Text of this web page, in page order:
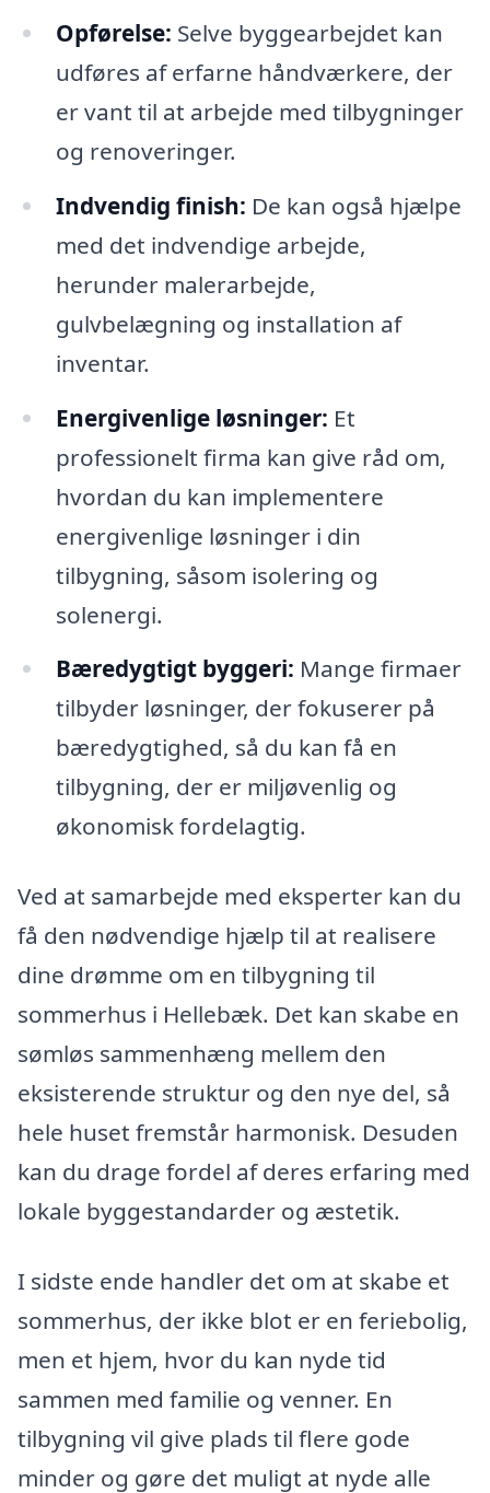
Opførelse: Selve byggearbejdet kan
udføres af erfarne håndværkere, der
er vant til at arbejde med tilbygninger
og renoveringer.
Indvendig finish: De kan også hjælpe
med det indvendige arbejde,
herunder malerarbejde,
gulvbelægning og installation af
inventar.
Energivenlige løsninger: Et
professionelt firma kan give råd om,
hvordan du kan implementere
energivenlige løsninger i din
tilbygning, såsom isolering og
solenergi.
Bæredygtigt byggeri: Mange firmaer
tilbyder løsninger, der fokuserer på
bæredygtighed, så du kan få en
tilbygning, der er miljøvenlig og
økonomisk fordelagtig.
Ved at samarbejde med eksperter kan du
få den nødvendige hjælp til at realisere
dine drømme om en tilbygning til
sommerhus i Hellebæk. Det kan skabe en
sømløs sammenhæng mellem den
eksisterende struktur og den nye del, så
hele huset fremstår harmonisk. Desuden
kan du drage fordel af deres erfaring med
lokale byggestandarder og æstetik.
I sidste ende handler det om at skabe et
sommerhus, der ikke blot er en feriebolig,
men et hjem, hvor du kan nyde tid
sammen med familie og venner. En
tilbygning vil give plads til flere gode
minder og gøre det muligt at nyde alle